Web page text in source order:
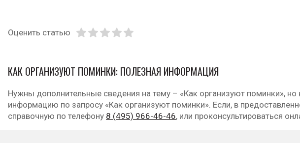
Оценить статью
КАК ОРГАНИЗУЮТ ПОМИНКИ: ПОЛЕЗНАЯ ИНФОРМАЦИЯ
Нужны дополнительные сведения на тему – «Как организуют поминки»,
информацию по запросу «Как организуют поминки». Если, в
справочную по телефону 8 (495) 966-46-46, или проконсультироваться